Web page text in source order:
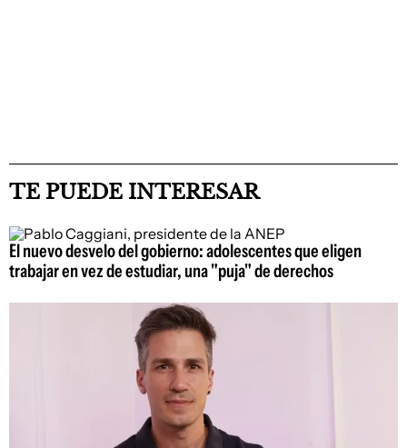
TE PUEDE INTERESAR
El nuevo desvelo del gobierno: adolescentes que eligen
trabajar en vez de estudiar, una "puja" de derechos